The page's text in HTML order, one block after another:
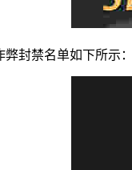
弊封禁名单如下所示